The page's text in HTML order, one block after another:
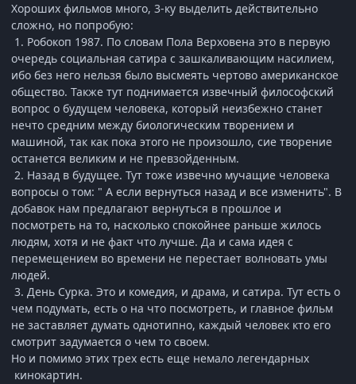
Хороших фильмов много, 3-ку выделить действительно
сложно, но попробую:
1. Робокоп 1987. По словам Пола Верховена это в первую
очередь социальная сатира с зашкаливающим насилием,
ибо без него нельзя было высмеять чертово американское
общество. Также тут поднимается извечный философский
вопрос о будущем человека, который неизбежно станет
нечто средним между биологическим творением и
машиной, так как пока этого не произошло, сие творение
останется великим и не превзойденным.
2. Назад в будущее. Тут тоже извечно мучащие человека
вопросы о том: " А если вернуться назад и все изменить". В
добавок нам предлагают вернуться в прошлое и
посмотреть на то, насколько спокойнее раньше жилось
людям, хотя и не факт что лучше. Да и сама идея с
перемещением во времени не перестает волновать умы
людей.
3. День Сурка. Это и комедия, и драма, и сатира. Тут есть о
чем подумать, есть о на что посмотреть, и главное фильм
не заставляет думать однотипно, каждый человек кто его
смотрит задумается о чем то своем.
Но и помимо этих трех есть еще немало легендарных
кинокартин.